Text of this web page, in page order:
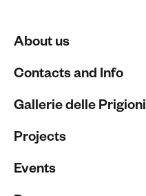
About us
Contacts and Info
Gallerie delle Prigioni
Projects
Events